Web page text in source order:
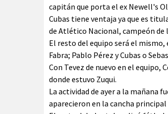
capitán que porta el ex Newell's
Cubas tiene ventaja ya que es
de Atlético Nacional, campeón
El resto del equipo será el mismo,
Fabra; Pablo Pérez y Cubas o
Con Tevez de nuevo en el equipo,
donde estuvo Zuqui.
La actividad de ayer a la mañana
aparecieron en la cancha